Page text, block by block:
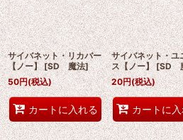
サイバネット・リカバー
【ノー】 [SD 魔法]
50円(税込)
カートに入れる
サイバネット・ユ
ス【ノー】 [SD
20円(税込)
カートに